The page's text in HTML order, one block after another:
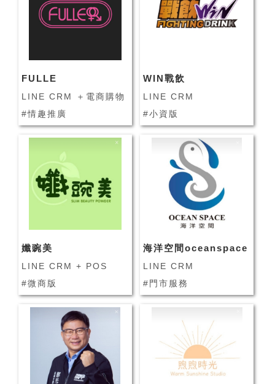
FULLE
LINE CRM ＋電商購物
#情趣推廣
WIN戰飲
LINE CRM
#小資版
孅豌美
LINE CRM + POS
#微商版
海洋空間oceanspace
LINE CRM
#門市服務